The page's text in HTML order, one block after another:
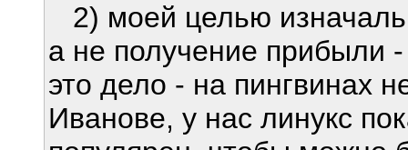
2) моей целью
а не получение прибыли
это дело - на пингвинах
Иванове, у нас линукс